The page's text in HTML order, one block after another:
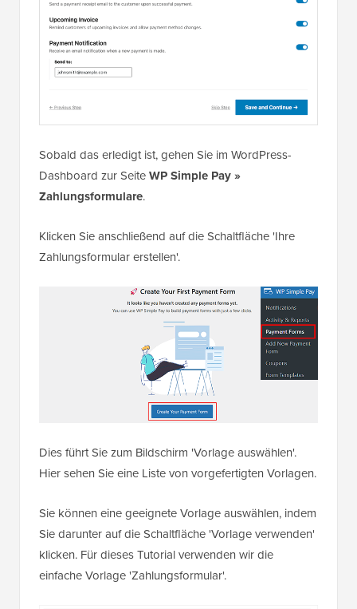
Sobald das erledigt ist, gehen Sie im WordPress-
Dashboard zur SeiteWP Simple Pay »
Zahlungsformulare.
Klicken Sie anschließend auf die Schaltfläche 'Ihre
Zahlungsformular erstellen'.
Dies führt Sie zum Bildschirm 'Vorlage auswählen'.
Hier sehen Sie eine Liste von vorgefertigten Vorlagen.
Sie können eine geeignete Vorlage auswählen, indem
Sie darunter auf die Schaltfläche 'Vorlage verwenden'
klicken. Für dieses Tutorial verwenden wir die
einfache Vorlage 'Zahlungsformular'.